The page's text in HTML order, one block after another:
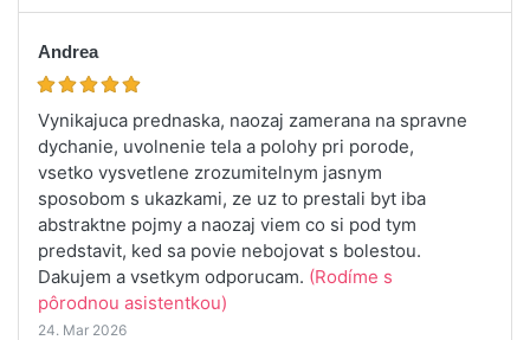
Andrea
Vynikajuca prednaska, naozaj zamerana na spravne
dychanie, uvolnenie tela a polohy pri porode,
vsetko vysvetlene zrozumitelnym jasnym
sposobom s ukazkami, ze uz to prestali byt iba
abstraktne pojmy a naozaj viem co si pod tym
predstavit, ked sa povie nebojovat s bolestou.
Dakujem a vsetkym odporucam. (Rodíme s
pôrodnou asistentkou)
24. Mar 2026